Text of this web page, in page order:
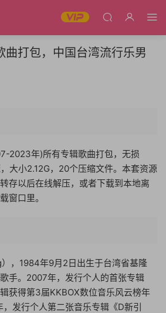
曲打包，中国台湾流行乐男
2023年)所有专辑歌曲打包，无损
大小2.12G，20个压缩文件。本套资源
存以后在线解压，或者下载到本地离
窗口里。
，1984年9月2日出生于台湾省基隆
手。2007年，发行个人的首张专辑
获得第3届KKBOX数位音乐风云榜年
发行个人第二张音乐专辑《D新引